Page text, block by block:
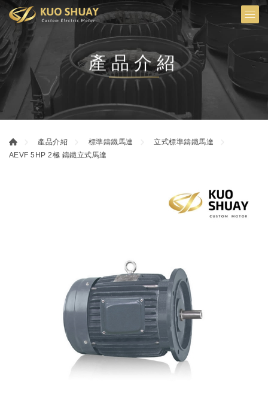
產品介紹
產品介紹 標準鑄鐵馬達
立式標準鑄鐵馬達
AEVF 5HP 2極 鑄鐵立式馬達